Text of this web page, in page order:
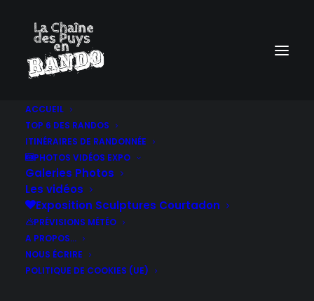
ACCUEIL
TOP 6 DES RANDOS
ITINÉRAIRES DE RANDONNÉE
PHOTOS VIDÉOS EXPO
Galeries Photos
Les vidéos
Exposition Sculptures Courtadon
PRÉVISIONS MÉTÉO
A PROPOS…
NOUS ÉCRIRE
POLITIQUE DE COOKIES (UE)